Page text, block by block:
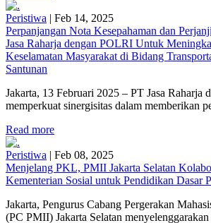
Peristiwa | Feb 14, 2025
Perpanjangan Nota Kesepahaman dan
Jasa Raharja dengan POLRI Untuk
Keselamatan Masyarakat di Bidang
Santunan
Jakarta, 13 Februari 2025 – PT Jasa Raharja
memperkuat sinergisitas dalam memberikan
Read more
Peristiwa | Feb 08, 2025
Menjelang PKL, PMII Jakarta Selatan
Kementerian Sosial untuk Pendidikan Dasar
Jakarta, Pengurus Cabang Pergerakan
(PC PMII) Jakarta Selatan